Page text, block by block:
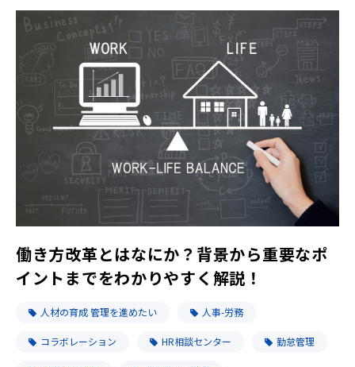
働き方改革とはなにか？背景から重要なポ
イントまでをわかりやすく解説！
人材の育成 管理を進めたい 人事-労務
コラボレーション HR相談センター 勤怠管理